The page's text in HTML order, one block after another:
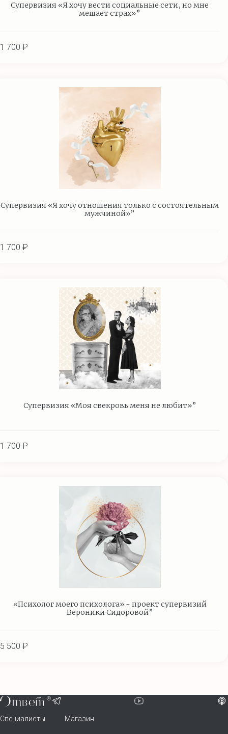
Супервизия «Я хочу вести социальные сети, но мне
мешает страх»”
1 700 ₽
Супервизия «Я хочу отношения только с состоятельным
мужчиной»”
1 700 ₽
Супервизия «Моя свекровь меня не любит»”
1 700 ₽
«Психолог моего психолога» - проект супервизий
Вероники Сидоровой”
5 500 ₽
Специалисты Магазин